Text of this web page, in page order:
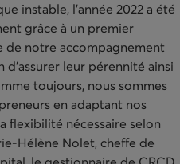
instable, l’année 2022 a été
grâce à un premier
de notre accompagnement
leur pérennité ainsi
toujours, nous sommes
en adaptant nos
flexibilité nécessaire selon
Hélène Nolet, cheffe de